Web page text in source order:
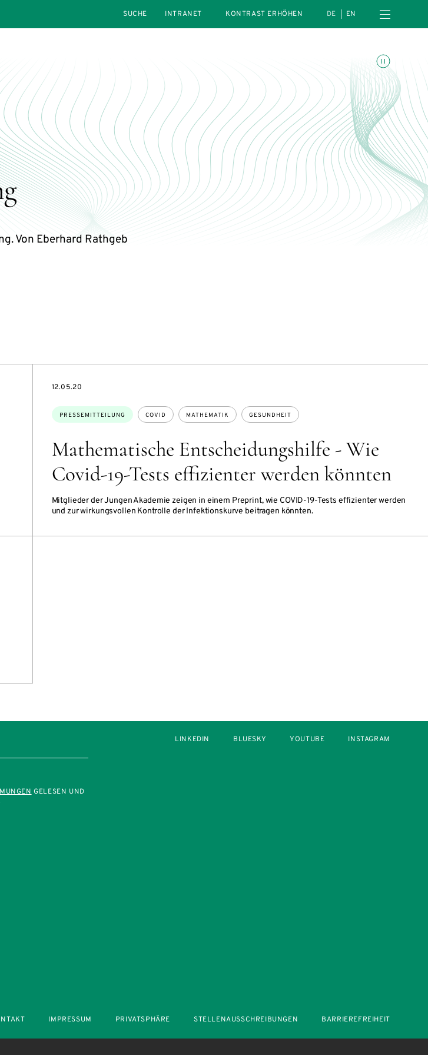
INTRANET
KONTRAST ERHÖHEN DE EN Menü öffnen
Animationen umschalten
Von Eberhard Rathgeb
Mathematische Entscheidungshilfe - Wie
Covid-19-Tests effizienter werden könnten
Mitglieder der Jungen Akademie zeigen in einem Preprint, wie COVID-19-Tests effizienter werden
und zur wirkungsvollen Kontrolle der Infektionskurve beitragen könnten.
Themen:
PRESSEMITTEILUNG COVID MATHEMATIK GESUNDHEIT
DATE
12.05.20
GELESEN UND
LINKEDIN BLUESKY YOUTUBE INSTAGRAM
IMPRESSUM PRIVATSPHÄRE STELLENAUSSCHREIBUNGEN BARRIEREFREIHEIT